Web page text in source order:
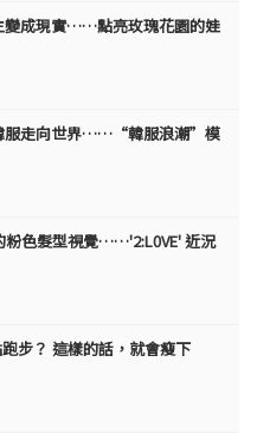
變成現實……點亮玫瑰花園的娃
服走向世界……“韓服浪潮”模
粉色髮型視覺……'2:L0VE' 近況
步？ 這樣的話，就會瘦下